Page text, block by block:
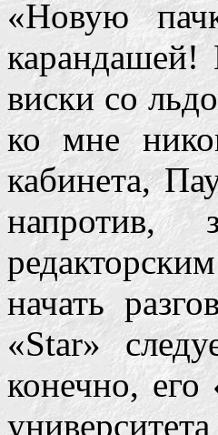
«Новую
виски со
ко мне
кабинета,
напротив,
начать
«Star»
конечно,